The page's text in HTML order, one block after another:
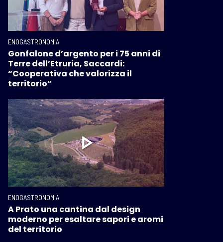
ENOGASTRONOMIA
Gonfalone d’argento per i 75 anni di
Terre dell’Etruria, Saccardi:
“Cooperativa che valorizza il
territorio”
ENOGASTRONOMIA
A Prato una cantina dal design
moderno per esaltare sapori e aromi
del territorio